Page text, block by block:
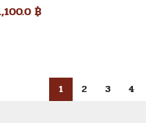
฿
1 2 3 4